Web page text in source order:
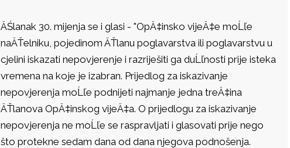
ÄŚlanak 30. mijenja se i glasi - "OpÄ‡insko vijeÄ‡e moĹľe
naÄŤelniku, pojedinom ÄŤlanu poglavarstva ili poglavarstvu u
cjelini iskazati nepovjerenje i razriješiti ga duĹľnosti prije isteka
vremena na koje je izabran. Prijedlog za iskazivanje
nepovjerenja moĹľe podnijeti najmanje jedna treÄ‡ina
ÄŤlanova OpÄ‡inskog vijeÄ‡a. O prijedlogu za iskazivanje
nepovjerenja ne moĹľe se raspravljati i glasovati prije nego
što protekne sedam dana od dana njegova podnošenja.